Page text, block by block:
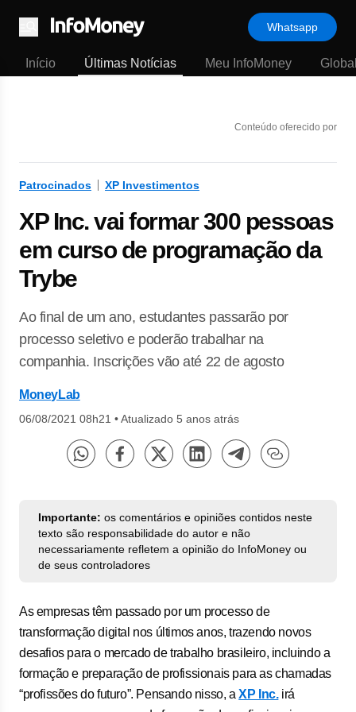
Menu
Whatsapp
Início Últimas Notícias Meu InfoMoney
Conteúdo oferecido por
Patrocinados XP Investimentos
XP Inc. vai formar 300 pessoas
em curso de programação da
Trybe
Ao final de um ano, estudantes passarão por
processo seletivo e poderão trabalhar na
companhia. Inscrições vão até 22 de agosto
MoneyLab
06/08/2021 08h21 •Atualizado 5 anos atrás
Importante: os comentários e opiniões contidos neste
texto são responsabilidade do autor e não
necessariamente refletem a opinião do InfoMoney ou
de seus controladores
As empresas têm passado por um processo de
transformação digital nos últimos anos, trazendo novos
desafios para o mercado de trabalho brasileiro, incluindo a
formação e preparação de profissionais para as chamadas
“profissões do futuro”. Pensando nisso, aXP Inc.irá